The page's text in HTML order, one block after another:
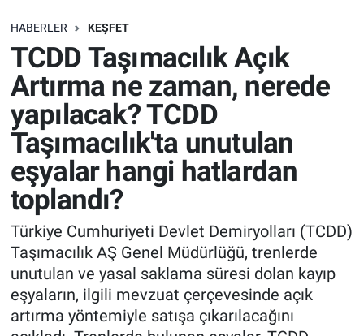
HABERLER KEŞFET
TCDD Taşımacılık Açık
Artırma ne zaman, nerede
yapılacak? TCDD
Taşımacılık'ta unutulan
eşyalar hangi hatlardan
toplandı?
Türkiye Cumhuriyeti Devlet Demiryolları (TCDD)
Taşımacılık AŞ Genel Müdürlüğü, trenlerde
unutulan ve yasal saklama süresi dolan kayıp
eşyaların, ilgili mevzuat çerçevesinde açık
artırma yöntemiyle satışa çıkarılacağını
SAĞLIK
EKONOMİ
EĞİTİM
ÖZEL HABER
Keşfet
ASTROLOJİ
MANŞET
RESMİ İLANLAR